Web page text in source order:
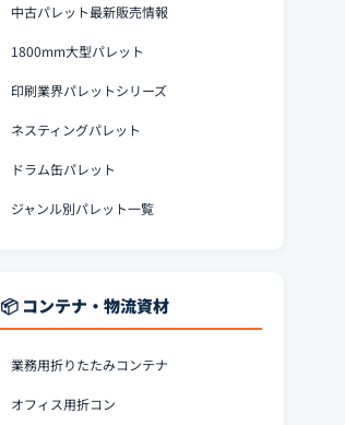
中古パレット最新販売情報
1800mm大型パレット
印刷業界パレットシリーズ
ネスティングパレット
ドラム缶パレット
ジャンル別パレット一覧
📦 コンテナ・物流資材
業務用折りたたみコンテナ
オフィス用折コン